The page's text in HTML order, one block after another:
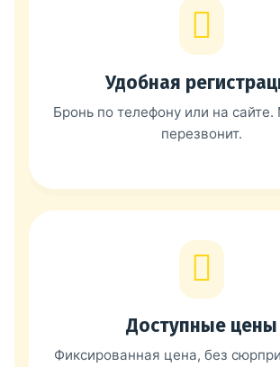
Удобная
Бронь по телефону или на
перезвонит.
Доступные цены
Фиксированная цена, без